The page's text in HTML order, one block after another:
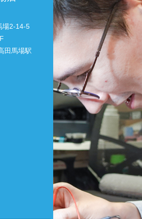
場2-14-5
田馬場駅